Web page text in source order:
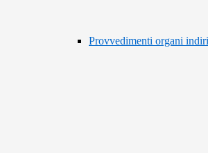
Provvedimenti organi